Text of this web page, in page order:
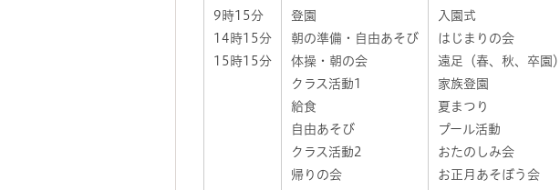
9時15分
14時15分
15時15分
登園
朝の準備・自由あそび
体操・朝の会
クラス活動1
給食
自由あそび
クラス活動2
帰りの会
入園式
はじまりの会
遠足（春、秋、卒園）
家族登園
夏まつり
プール活動
おたのしみ会
お正月あそぼう会